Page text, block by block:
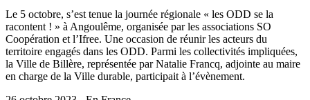
Le 5 octobre, s’est tenue la journée régionale « les ODD se la
racontent ! » à Angoulême, organisée par les associations SO
Coopération et l’Ifree. Une occasion de réunir les acteurs du
territoire engagés dans les ODD. Parmi les collectivités impliquées,
la Ville de Billère, représentée par Natalie Francq, adjointe au maire
en charge de la Ville durable, participait à l’évènement.